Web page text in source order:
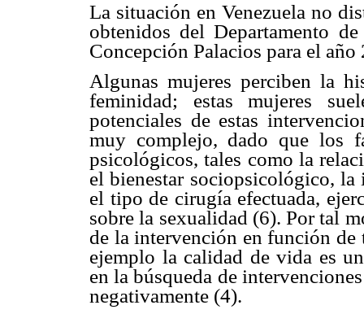
La situación en Venezuela no
obtenidos del Departamento
Concepción Palacios para el
Algunas mujeres perciben la
feminidad; estas mujeres
potenciales de estas
muy complejo, dado que los
psicológicos, tales como la
el bienestar sociopsicológico,
el tipo de cirugía efectuada,
sobre la sexualidad (6). Por tal
de la intervención en función
ejemplo la calidad de vida es
en la búsqueda de
negativamente (4).